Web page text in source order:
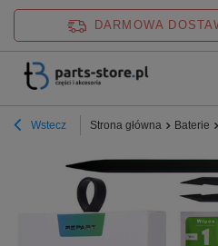
DARMOWA
Wstecz Strona główna Baterie